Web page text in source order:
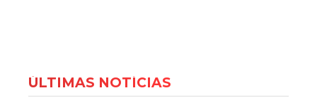
ÚLTIMAS NOTÍCIAS